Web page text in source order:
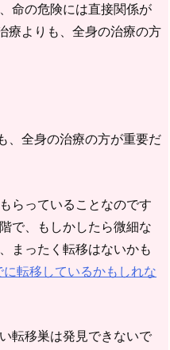
命の危険には直接関係が
療よりも、全身の治療の方
、全身の治療の方が重要だ
らっていることなのです
で、もしかしたら微細な
まったく転移はないかも
転移しているかもしれな
転移巣は発見できないで